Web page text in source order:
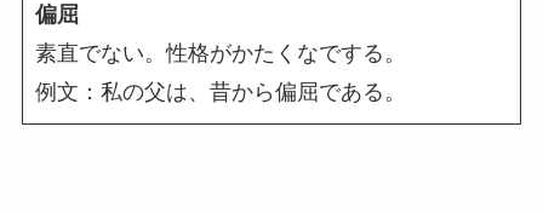
偏屈
素直でない。性格がかたくなでする。
例文：私の父は、昔から偏屈である。